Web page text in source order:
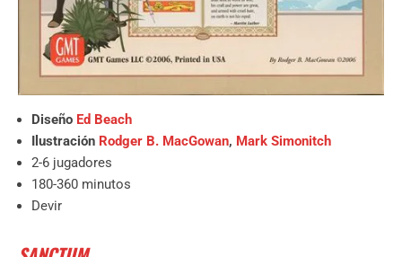
Diseño Ed Beach
Ilustración Rodger B. MacGowan, Mark Simonitch
2-6 jugadores
180-360 minutos
Devir